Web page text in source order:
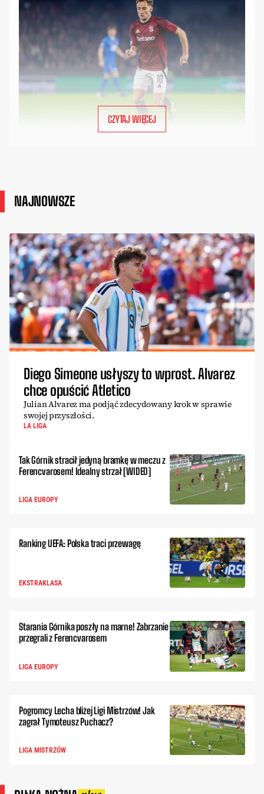
CZYTAJ WIĘCEJ
NAJNOWSZE
Diego Simeone usłyszy to wprost. Alvarez
chce opuścić Atletico
Julian Alvarez ma podjąć zdecydowany krok w sprawie
swojej przyszłości.
LA LIGA
Tak Górnik stracił jedyną bramkę w meczu z
Ferencvarosem! Idealny strzał [WIDEO]
LIGA EUROPY
Ranking UEFA: Polska traci przewagę
EKSTRAKLASA
Starania Górnika poszły na marne! Zabrzanie
przegrali z Ferencvarosem
LIGA EUROPY
Pogromcy Lecha bliżej Ligi Mistrzów! Jak
zagrał Tymoteusz Puchacz?
LIGA MISTRZÓW